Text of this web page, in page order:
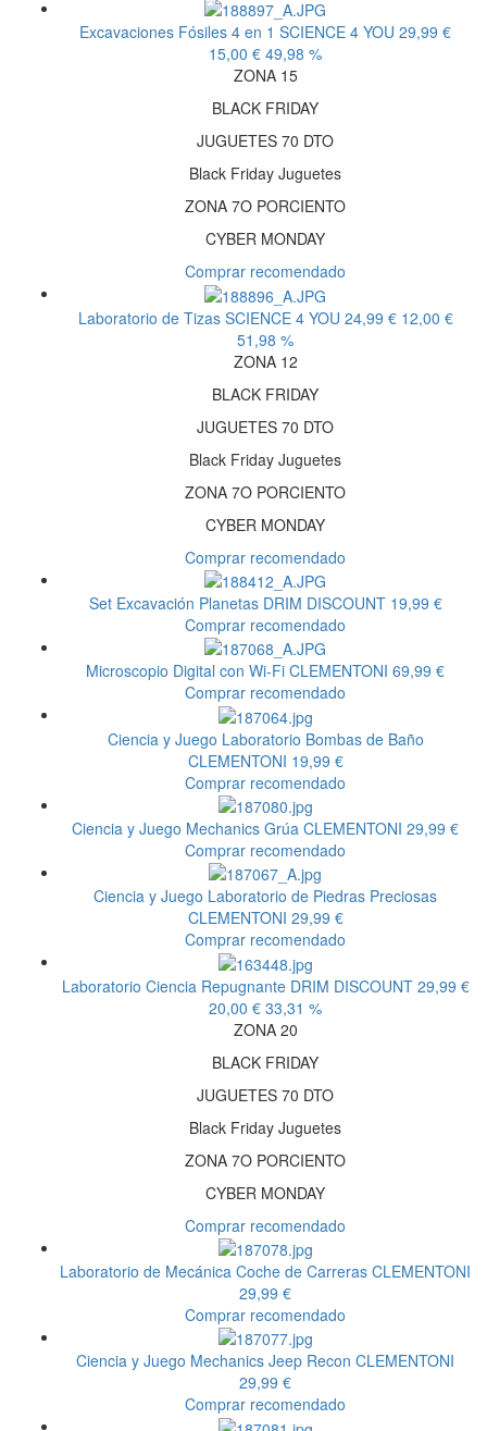
Excavaciones Fósiles 4 en 1 SCIENCE 4 YOU 29,99 €
15,00 € 49,98 %
ZONA 15
BLACK FRIDAY
JUGUETES 70 DTO
Black Friday Juguetes
ZONA 7O PORCIENTO
CYBER MONDAY
Comprar recomendado
Laboratorio de Tizas SCIENCE 4 YOU 24,99 € 12,00 €
51,98 %
ZONA 12
BLACK FRIDAY
JUGUETES 70 DTO
Black Friday Juguetes
ZONA 7O PORCIENTO
CYBER MONDAY
Comprar recomendado
Set Excavación Planetas DRIM DISCOUNT 19,99 €
Comprar recomendado
Microscopio Digital con Wi-Fi CLEMENTONI 69,99 €
Comprar recomendado
Ciencia y Juego Laboratorio Bombas de Baño
CLEMENTONI 19,99 €
Comprar recomendado
Ciencia y Juego Mechanics Grúa CLEMENTONI 29,99 €
Comprar recomendado
Ciencia y Juego Laboratorio de Piedras Preciosas
CLEMENTONI 29,99 €
Comprar recomendado
Laboratorio Ciencia Repugnante DRIM DISCOUNT 29,99 €
20,00 € 33,31 %
ZONA 20
BLACK FRIDAY
JUGUETES 70 DTO
Black Friday Juguetes
ZONA 7O PORCIENTO
CYBER MONDAY
Comprar recomendado
Laboratorio de Mecánica Coche de Carreras CLEMENTONI
29,99 €
Comprar recomendado
Ciencia y Juego Mechanics Jeep Recon CLEMENTONI
29,99 €
Comprar recomendado